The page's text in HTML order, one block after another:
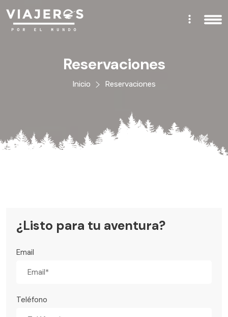
Reservaciones
Inicio Reservaciones
¿Listo para tu aventura?
Email
Teléfono